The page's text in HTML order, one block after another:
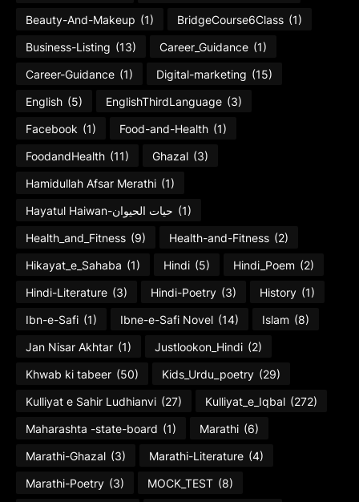
Beauty-And-Makeup (1) BridgeCourse6Class (1)
Business-Listing (13) Career_Guidance (1)
Career-Guidance (1) Digital-marketing (15)
English (5) EnglishThirdLanguage (3)
Facebook (1) Food-and-Health (1)
FoodandHealth (11) Ghazal (3)
Hamidullah Afsar Merathi (1)
Hayatul Haiwan-حیات الحیوان (1)
Health_and_Fitness (9) Health-and-Fitness (2)
Hikayat_e_Sahaba (1) Hindi (5) Hindi_Poem (2)
Hindi-Literature (3) Hindi-Poetry (3) History (1)
Ibn-e-Safi (1) Ibne-e-Safi Novel (14) Islam (8)
Jan Nisar Akhtar (1) Justlookon_Hindi (2)
Khwab ki tabeer (50) Kids_Urdu_poetry (29)
Kulliyat e Sahir Ludhianvi (27) Kulliyat_e_Iqbal (272)
Maharashta -state-board (1) Marathi (6)
Marathi-Ghazal (3) Marathi-Literature (4)
Marathi-Poetry (3) MOCK_TEST (8)